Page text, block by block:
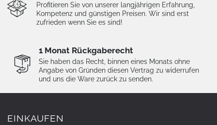
Profitieren Sie von unserer langjährigen Erfahrung,
Kompetenz und günstigen Preisen. Wir sind erst
zufrieden wenn Sie es sind!
1 Monat Rückgaberecht
Sie haben das Recht, binnen eines Monats ohne
Angabe von Gründen diesen Vertrag zu widerrufen
und uns die Ware zurück zu senden.
EINKAUFEN